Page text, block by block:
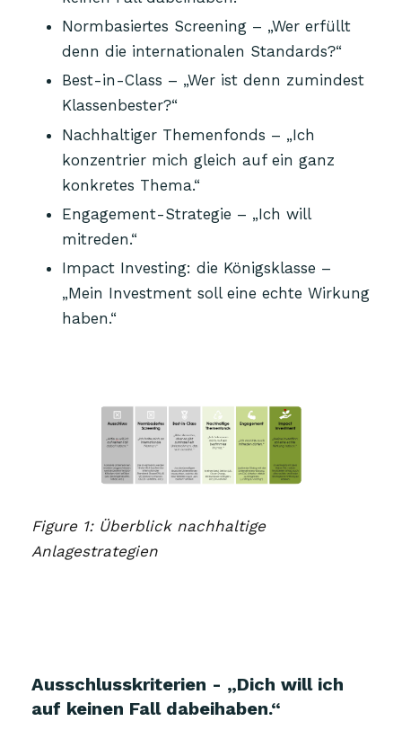
Normbasiertes Screening – „Wer erfüllt
denn die internationalen Standards?“
Best-in-Class – „Wer ist denn zumindest
Klassenbester?“
Nachhaltiger Themenfonds – „Ich
konzentrier mich gleich auf ein ganz
konkretes Thema.“
Engagement-Strategie – „Ich will
mitreden.“
Impact Investing: die Königsklasse –
„Mein Investment soll eine echte Wirkung
haben.“
Figure 1: Überblick nachhaltige
Anlagestrategien
Ausschlusskriterien - „Dich will ich
auf keinen Fall dabeihaben.“